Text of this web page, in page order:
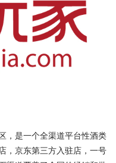
，是一个全渠道平台性酒类
，京东第三方入驻店，一号